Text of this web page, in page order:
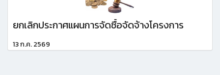
ยกเลิกประกาศแผนการจัดซื้อจัดจ้างโครงการ
13 ก.ค. 2569